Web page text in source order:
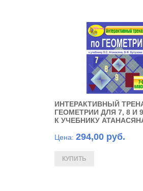
ИНТЕРАКТИВНЫЙ
ГЕОМЕТРИИ ДЛЯ 7, 8 И
К УЧЕБНИКУ
Цена: 294,00 руб.